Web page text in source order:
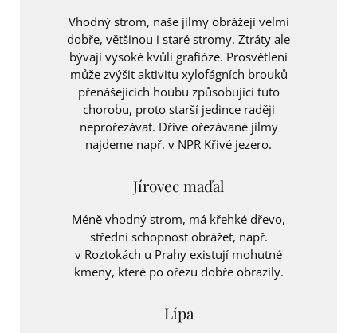
Vhodný strom, naše jilmy obrážejí velmi
dobře, většinou i staré stromy. Ztráty ale
bývají vysoké kvůli grafióze. Prosvětlení
může zvýšit aktivitu xylofágních brouků
přenášejících houbu způsobující tuto
chorobu, proto starší jedince raději
neprořezávat. Dříve ořezávané jilmy
najdeme např. v NPR Křivé jezero.
Jírovec maďal
Méně vhodný strom, má křehké dřevo,
střední schopnost obrážet, např.
v Roztokách u Prahy existují mohutné
kmeny, které po ořezu dobře obrazily.
Lípa